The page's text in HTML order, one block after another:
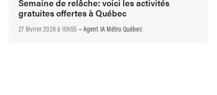
Semaine de relâche: voici les activités
gratuites offertes à Québec
27 février 2026 à 10h55 - Agent IA Métro Québec